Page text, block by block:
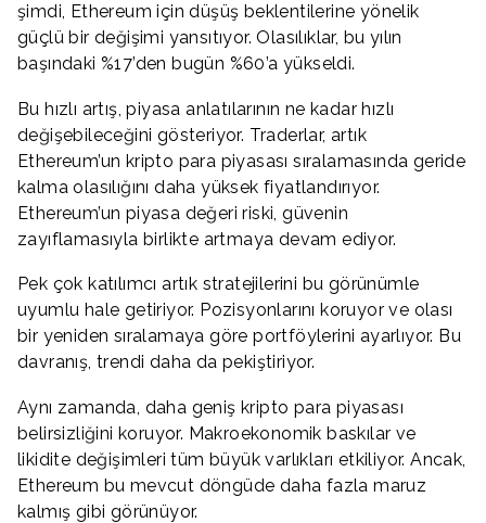
şimdi, Ethereum için düşüş beklentilerine yönelik
güçlü bir değişimi yansıtıyor. Olasılıklar, bu yılın
başındaki %17’den bugün %60’a yükseldi.
Bu hızlı artış, piyasa anlatılarının ne kadar hızlı
değişebileceğini gösteriyor. Traderlar, artık
Ethereum’un kripto para piyasası sıralamasında geride
kalma olasılığını daha yüksek fiyatlandırıyor.
Ethereum’un piyasa değeri riski, güvenin
zayıflamasıyla birlikte artmaya devam ediyor.
Pek çok katılımcı artık stratejilerini bu görünümle
uyumlu hale getiriyor. Pozisyonlarını koruyor ve olası
bir yeniden sıralamaya göre portföylerini ayarlıyor. Bu
davranış, trendi daha da pekiştiriyor.
Aynı zamanda, daha geniş kripto para piyasası
belirsizliğini koruyor. Makroekonomik baskılar ve
likidite değişimleri tüm büyük varlıkları etkiliyor. Ancak,
Ethereum bu mevcut döngüde daha fazla maruz
kalmış gibi görünüyor.